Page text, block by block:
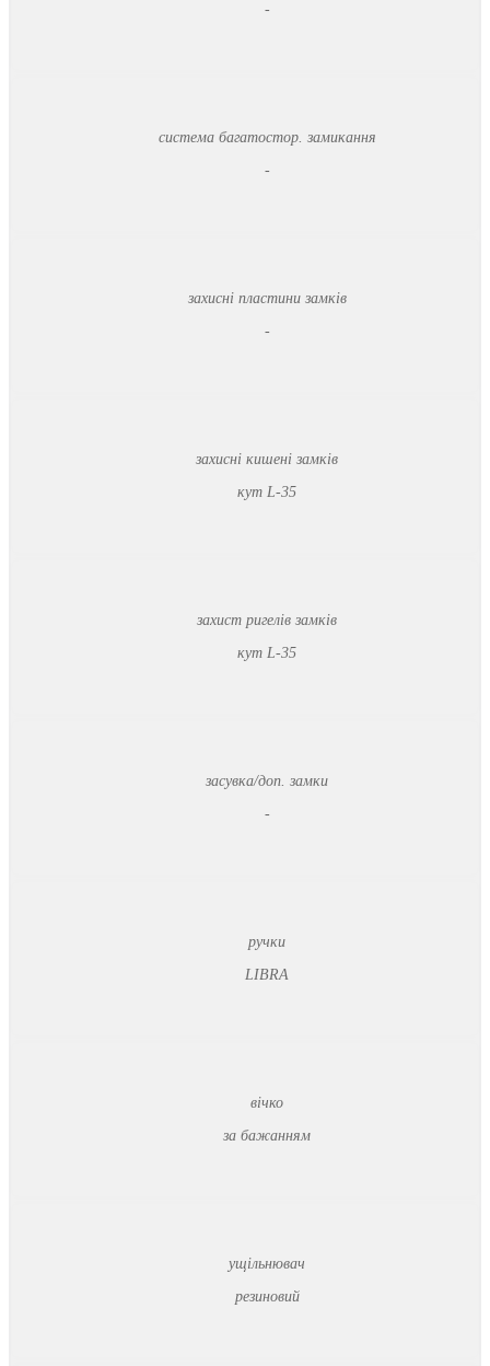
-
система багатостор. замикання
-
захисні пластини замків
-
захисні кишені замків
кут L-35
захист ригелів замків
кут L-35
засувка/доп. замки
-
ручки
LIBRA
вічко
за бажанням
ущільнювач
резиновий